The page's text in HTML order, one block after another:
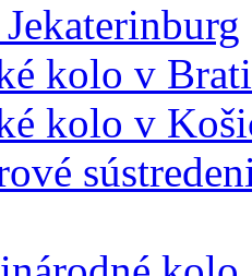
kolo v
kolo v